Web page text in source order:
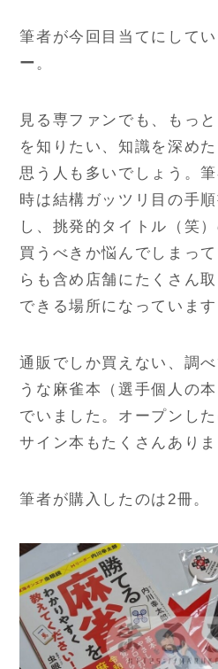
筆者が今回目当てにして
ー。
見る専ファンでも、もっ
を知りたい、知識を深め
思う人も多いでしょう。
時は結構ガッツリ目の手
し、挑発的タイトル（笑
買うべきか悩んでしまっ
らも含め店舗にたくさん
できる場所になっています
通販でしか買えない、調
うな麻雀本（選手個人の
でいました。オープンし
サイン本もたくさんありま
筆者が購入したのは2冊。